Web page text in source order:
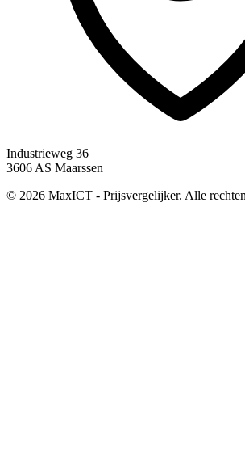
Industrieweg 36
3606 AS Maarssen
© 2026 MaxICT - Prijsvergelijker. Alle